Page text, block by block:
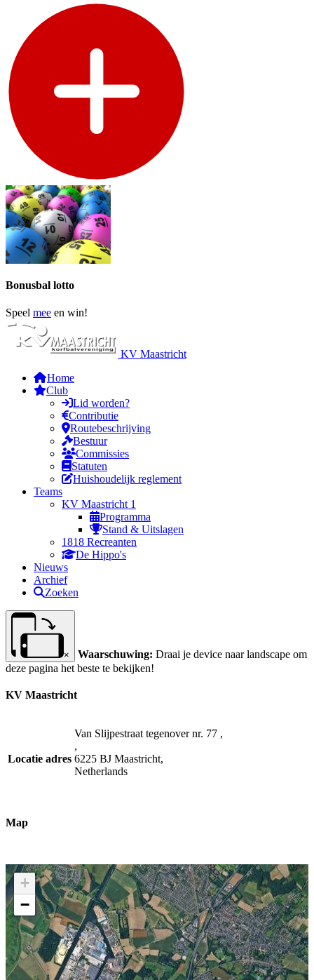
Bonusbal lotto
Speel mee en win!
KV Maastricht
Home
Club
Lid worden?
Contributie
Routebeschrijving
Bestuur
Commissies
Statuten
Huishoudelijk reglement
Teams
KV Maastricht 1
Programma
Stand & Uitslagen
1818 Recreanten
De Hippo's
Nieuws
Archief
Zoeken
× Waarschuwing: Draai je device naar landscape om
deze pagina het beste te bekijken!
KV Maastricht
Locatie adres
Van Slijpestraat tegenover nr. 77 ,
,
6225 BJ Maastricht,
Netherlands
Map
+
−